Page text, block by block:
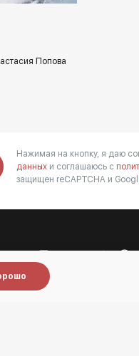
Попова
Нажимая на кнопку, я даю
данных и соглашаюсь с
защищен reCAPTCHA и